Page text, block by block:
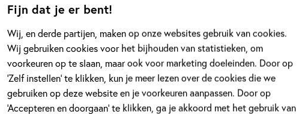
Fijn dat je er bent!
Wij, en derde partijen, maken op onze websites gebruik van cookies.
Wij gebruiken cookies voor het bijhouden van statistieken, om
voorkeuren op te slaan, maar ook voor marketing doeleinden. Door op
‘Zelf instellen’ te klikken, kun je meer lezen over de cookies die we
gebruiken op deze website en je voorkeuren aanpassen. Door op
‘Accepteren en doorgaan’ te klikken, ga je akkoord met het gebruik van
babyboekjes. Maar welke is het
heeft de vijf allermooiste boekjes
geselecteerd uit de titels die de
afgelopen twee jaar zijn
verschenen. Stem nu op jouw
favoriet!
toverwoord. Een favoriet moet
elke avond opnieuw tevoorschijn
gehaald worden. Nog een keer!
Tot iedereen het boek uit z’n
hoofd kent.